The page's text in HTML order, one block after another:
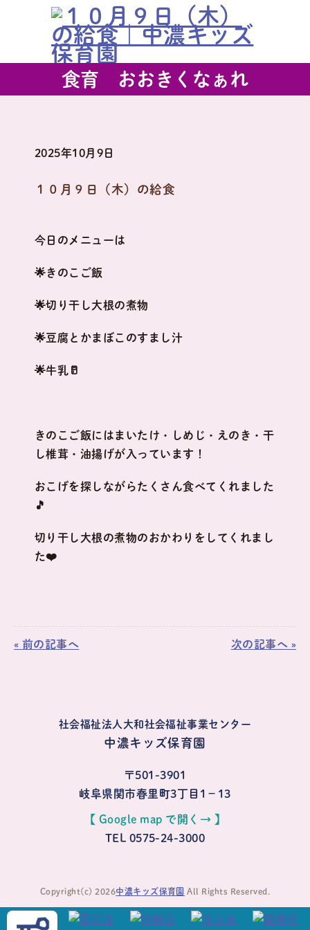
食育 おおきくなぁれ
2025年10月9日
１０月９日（木）の給食
今日のメニューは
🌟きのこご飯
🌟切り干し大根の煮物
🌟豆腐とかまぼこのすまし汁
🌟牛乳🥛
きのこご飯にはまいたけ・しめじ・えのき・干
し椎茸・油揚げが入っています！
おこげを探しながらたくさん食べてくれました
🎵
切り干し大根の煮物のおかわりをしてくれまし
た❤️
« 前の記事へ 次の記事へ »
社会福祉法人大和社会福祉事業センター
中濃キッズ保育園
〒501-3901
岐阜県関市春里町3丁目1−13
【 Google map で開く→ 】
TEL 0575-24-3000
Copyright(c) 2026中濃キッズ保育園 All Rights Reserved.